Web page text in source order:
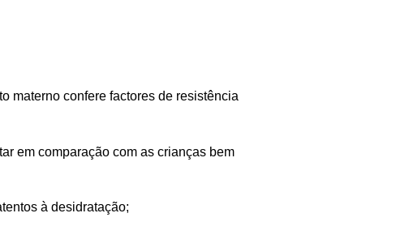
materno confere factores de resistência
em comparação com as crianças bem
à desidratação;